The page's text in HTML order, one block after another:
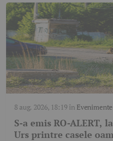
8 aug. 2026, 18:19în Evenimente
S-a emis RO-ALERT,
Urs printre casele